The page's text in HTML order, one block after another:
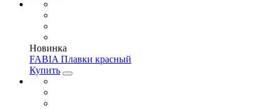
Новинка
FABIA Плавки красный
Купить